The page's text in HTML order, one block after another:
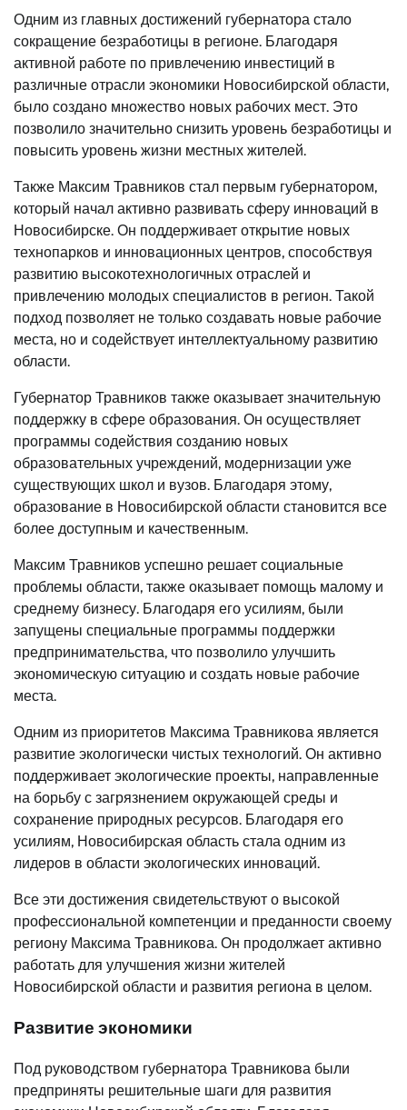
Одним из главных достижений губернатора стало
сокращение безработицы в регионе. Благодаря
активной работе по привлечению инвестиций в
различные отрасли экономики Новосибирской области,
было создано множество новых рабочих мест. Это
позволило значительно снизить уровень безработицы и
повысить уровень жизни местных жителей.
Также Максим Травников стал первым губернатором,
который начал активно развивать сферу инноваций в
Новосибирске. Он поддерживает открытие новых
технопарков и инновационных центров, способствуя
развитию высокотехнологичных отраслей и
привлечению молодых специалистов в регион. Такой
подход позволяет не только создавать новые рабочие
места, но и содействует интеллектуальному развитию
области.
Губернатор Травников также оказывает значительную
поддержку в сфере образования. Он осуществляет
программы содействия созданию новых
образовательных учреждений, модернизации уже
существующих школ и вузов. Благодаря этому,
образование в Новосибирской области становится все
более доступным и качественным.
Максим Травников успешно решает социальные
проблемы области, также оказывает помощь малому и
среднему бизнесу. Благодаря его усилиям, были
запущены специальные программы поддержки
предпринимательства, что позволило улучшить
экономическую ситуацию и создать новые рабочие
места.
Одним из приоритетов Максима Травникова является
развитие экологически чистых технологий. Он активно
поддерживает экологические проекты, направленные
на борьбу с загрязнением окружающей среды и
сохранение природных ресурсов. Благодаря его
усилиям, Новосибирская область стала одним из
лидеров в области экологических инноваций.
Все эти достижения свидетельствуют о высокой
профессиональной компетенции и преданности своему
региону Максима Травникова. Он продолжает активно
работать для улучшения жизни жителей
Новосибирской области и развития региона в целом.
Развитие экономики
Под руководством губернатора Травникова были
предприняты решительные шаги для развития